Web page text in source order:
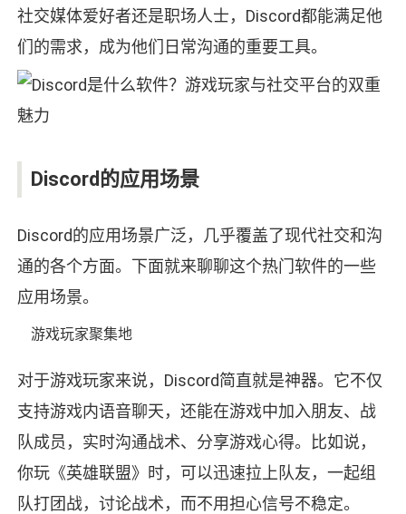
社交媒体爱好者还是职场人士，Discord都能满足他
们的需求，成为他们日常沟通的重要工具。
Discord的应用场景
Discord的应用场景广泛，几乎覆盖了现代社交和沟
通的各个方面。下面就来聊聊这个热门软件的一些
应用场景。
游戏玩家聚集地
对于游戏玩家来说，Discord简直就是神器。它不仅
支持游戏内语音聊天，还能在游戏中加入朋友、战
队成员，实时沟通战术、分享游戏心得。比如说，
你玩《英雄联盟》时，可以迅速拉上队友，一起组
队打团战，讨论战术，而不用担心信号不稳定。